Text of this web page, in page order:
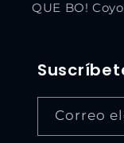
QUE BO!
Correo